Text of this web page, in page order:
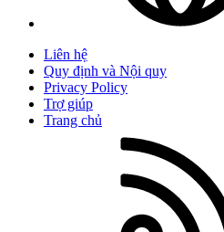
Liên hệ
Quy định và Nội quy
Privacy Policy
Trợ giúp
Trang chủ